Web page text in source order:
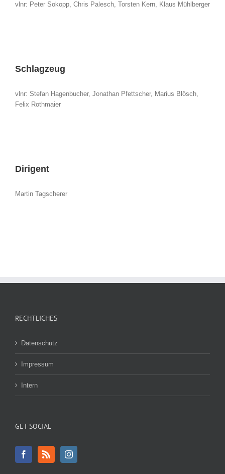
vlnr: Peter Sokopp, Chris Palesch, Torsten Kern, Klaus Mühlberger
Schlagzeug
vlnr: Stefan Hagenbucher, Jonathan Pfettscher, Marius Blösch,
Felix Rothmaier
Dirigent
Martin Tagscherer
RECHTLICHES
Datenschutz
Impressum
Intern
GET SOCIAL